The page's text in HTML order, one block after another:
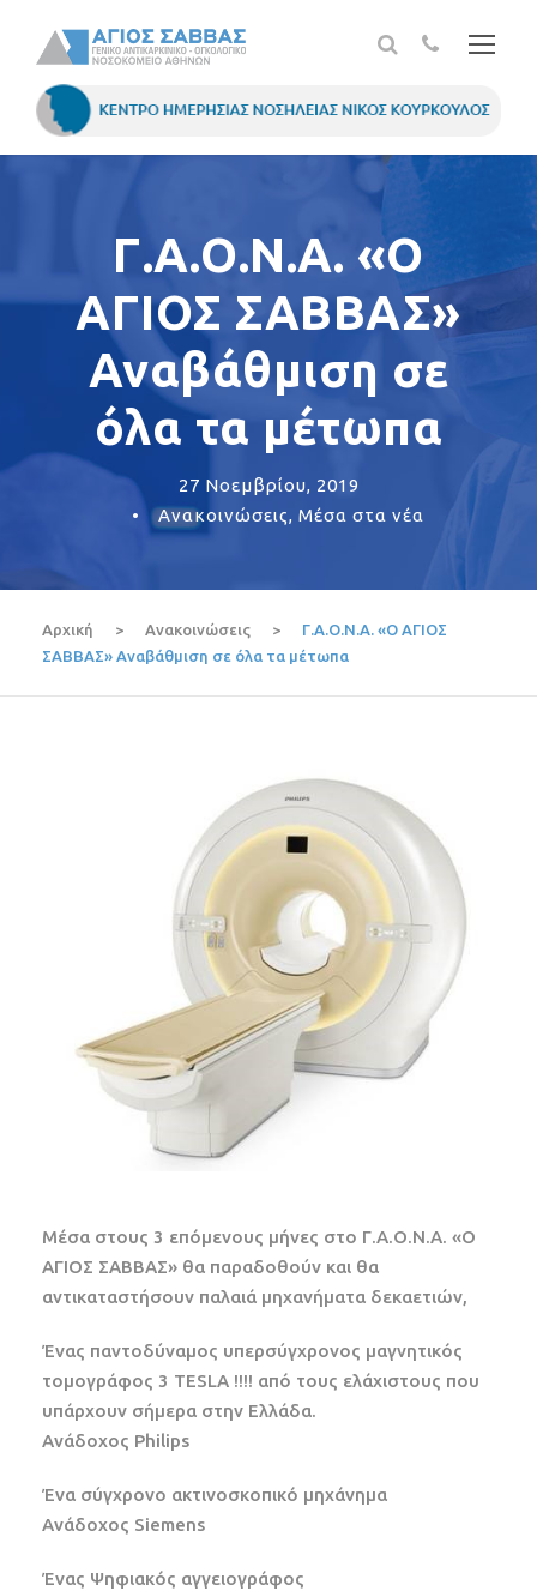
Γ.Α.Ο.Ν.Α. «Ο
ΑΓΙΟΣ ΣΑΒΒΑΣ»
Αναβάθμιση σε
όλα τα μέτωπα
27 Νοεμβρίου, 2019
•
Ανακοινώσεις, Μέσα στα νέα
Αρχική > Ανακοινώσεις >
Γ.Α.Ο.Ν.Α. «Ο ΑΓΙΟΣ
ΣΑΒΒΑΣ» Αναβάθμιση σε όλα τα μέτωπα
Μέσα στους 3 επόμενους μήνες στο Γ.Α.Ο.Ν.Α. «Ο
ΑΓΙΟΣ ΣΑΒΒΑΣ» θα παραδοθούν και θα
αντικαταστήσουν παλαιά μηχανήματα δεκαετιών,
Ένας παντοδύναμος υπερσύγχρονος μαγνητικός
τομογράφος 3 TESLA !!!! από τους ελάχιστους που
υπάρχουν σήμερα στην Ελλάδα.
Ανάδοχος Philips
Ένα σύγχρονο ακτινοσκοπικό μηχάνημα
Ανάδοχος Siemens
Ένας Ψηφιακός αγγειογράφος